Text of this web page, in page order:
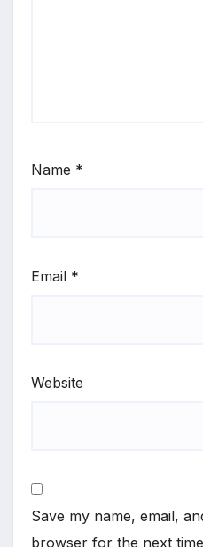
Name *
Email *
Website
Save my name, email,
browser for the next